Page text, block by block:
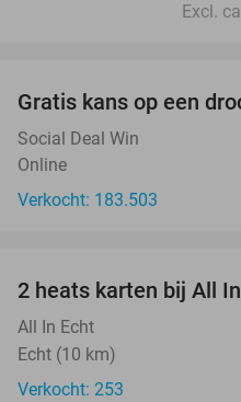
Excl.
Gratis kans op een
Social Deal Win
Online
Verkocht: 183.503
2 heats karten bij All
All In Echt
Echt (10 km)
Verkocht: 253